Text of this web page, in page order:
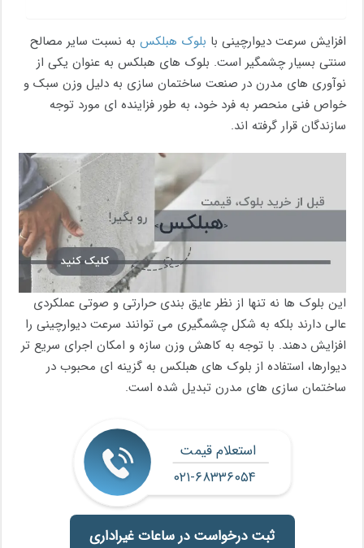
افزایش سرعت دیوارچینی با بلوک هبلکس به نسبت سایر مصالح
سنتی بسیار چشمگیر است. بلوک های هبلکس به عنوان یکی از
نوآوری های مدرن در صنعت ساختمان سازی به دلیل وزن سبک و
خواص فنی منحصر به فرد خود، به طور فزاینده ای مورد توجه
سازندگان قرار گرفته اند.
این بلوک ها نه تنها از نظر عایق بندی حرارتی و صوتی عملکردی
عالی دارند بلکه به شکل چشمگیری می توانند سرعت دیوارچینی را
افزایش دهند. با توجه به کاهش وزن سازه و امکان اجرای سریع تر
دیوارها، استفاده از بلوک های هبلکس به گزینه ای محبوب در
ساختمان سازی های مدرن تبدیل شده است.
استعلام قیمت
۰۲۱-۶۸۳۳۶۰۵۴
ثبت درخواست در ساعات غیراداری